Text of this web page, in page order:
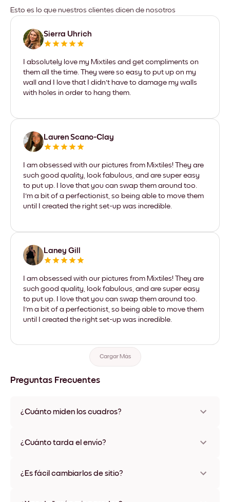
Esto es lo que nuestros clientes dicen de nosotros
Sierra Uhrich
I absolutely love my Mixtiles and get compliments on
them all the time. They were so easy to put up on my
wall and I love that I didn't have to damage my walls
with holes in order to hang them.
Lauren Scano-Clay
I am obsessed with our pictures from Mixtiles! They are
such good quality, look fabulous, and are super easy
to put up. I love that you can swap them around too.
I'm a bit of a perfectionist, so being able to move them
until I created the right set-up was incredible.
Laney Gill
I am obsessed with our pictures from Mixtiles! They are
such good quality, look fabulous, and are super easy
to put up. I love that you can swap them around too.
I'm a bit of a perfectionist, so being able to move them
until I created the right set-up was incredible.
Cargar Más
Preguntas Frecuentes
¿Cuánto miden los cuadros?
varios materiales y colores de marco, incluidas opciones sin
¿Cuánto tarda el envío?
disponibles en algunos países. Te enviaremos un número de
¿Es fácil cambiarlos de sitio?